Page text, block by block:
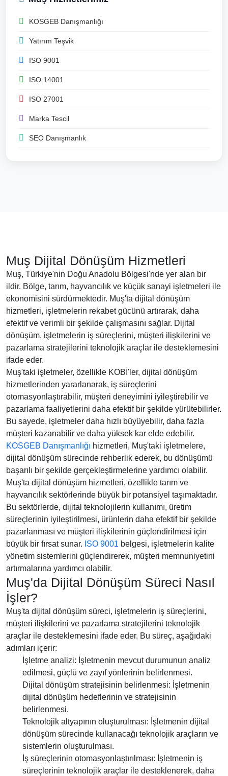
KOSGEB Danışmanlığı
Yatırım Teşvik
ISO 9001
ISO 14001
ISO 27001
Marka Tescil
SEO Danışmanlık
Muş Dijital Dönüşüm Hizmetleri
Muş, Türkiye'nin Doğu Anadolu Bölgesi'nde yer alan bir
ildir. Bölge, tarım, hayvancılık ve küçük sanayi işletmeleri ile
ekonomisini sürdürmektedir. Muş'ta dijital dönüşüm
hizmetleri, işletmelerin rekabet gücünü artırarak, daha
efektif ve verimli bir şekilde çalışmasını sağlar. Dijital
dönüşüm, işletmelerin iş süreçlerini, müşteri ilişkilerini ve
pazarlama stratejilerini teknolojik araçlar ile desteklemesini
ifade eder.
Muş'taki işletmeler, özellikle KOBİ'ler, dijital dönüşüm
hizmetlerinden yararlanarak, iş süreçlerini
otomasyonlaştırabilir, müşteri deneyimini iyileştirebilir ve
pazarlama faaliyetlerini daha efektif bir şekilde yürütebilirler.
Bu sayede, işletmeler daha hızlı büyüyebilir, daha fazla
müşteri kazanabilir ve daha yüksek kar elde edebilir.
KOSGEB Danışmanlığı hizmetleri, Muş'taki işletmelere,
dijital dönüşüm sürecinde rehberlik ederek, bu dönüşümü
başarılı bir şekilde gerçekleştirmelerine yardımcı olabilir.
Muş'ta dijital dönüşüm hizmetleri, özellikle tarım ve
hayvancılık sektörlerinde büyük bir potansiyel taşımaktadır.
Bu sektörlerde, dijital teknolojilerin kullanımı, üretim
süreçlerinin iyileştirilmesi, ürünlerin daha efektif bir şekilde
pazarlanması ve müşteri ilişkilerinin güçlendirilmesi için
büyük bir fırsat sunar. ISO 9001 belgesi, işletmelerin kalite
yönetim sistemlerini güçlendirerek, müşteri memnuniyetini
artırmalarına yardımcı olabilir.
Muş'da Dijital Dönüşüm Süreci Nasıl
İşler?
Muş'ta dijital dönüşüm süreci, işletmelerin iş süreçlerini,
müşteri ilişkilerini ve pazarlama stratejilerini teknolojik
araçlar ile desteklemesini ifade eder. Bu süreç, aşağıdaki
adımları içerir:
İşletme analizi: İşletmenin mevcut durumunun analiz
edilmesi, güçlü ve zayıf yönlerinin belirlenmesi.
Dijital dönüşüm stratejisinin belirlenmesi: İşletmenin
dijital dönüşüm hedeflerinin ve stratejisinin
belirlenmesi.
Teknolojik altyapının oluşturulması: İşletmenin dijital
dönüşüm sürecinde kullanacağı teknolojik araçların ve
sistemlerin oluşturulması.
İş süreçlerinin otomasyonlaştırılması: İşletmenin iş
süreçlerinin teknolojik araçlar ile desteklenerek, daha